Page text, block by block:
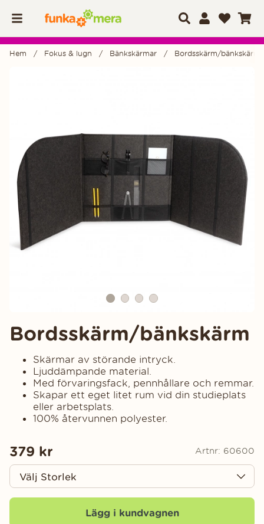
Hem Fokus & lugn Bänkskärmar Bordsskärm/bänkskärm
Bordsskärm/bänkskärm
Skärmar av störande intryck.
Ljuddämpande material.
Med förvaringsfack, pennhållare och remmar.
Skapar ett eget litet rum vid din studieplats
eller arbetsplats.
100% återvunnen polyester.
379 kr Artnr: 60600
Lägg i kundvagnen